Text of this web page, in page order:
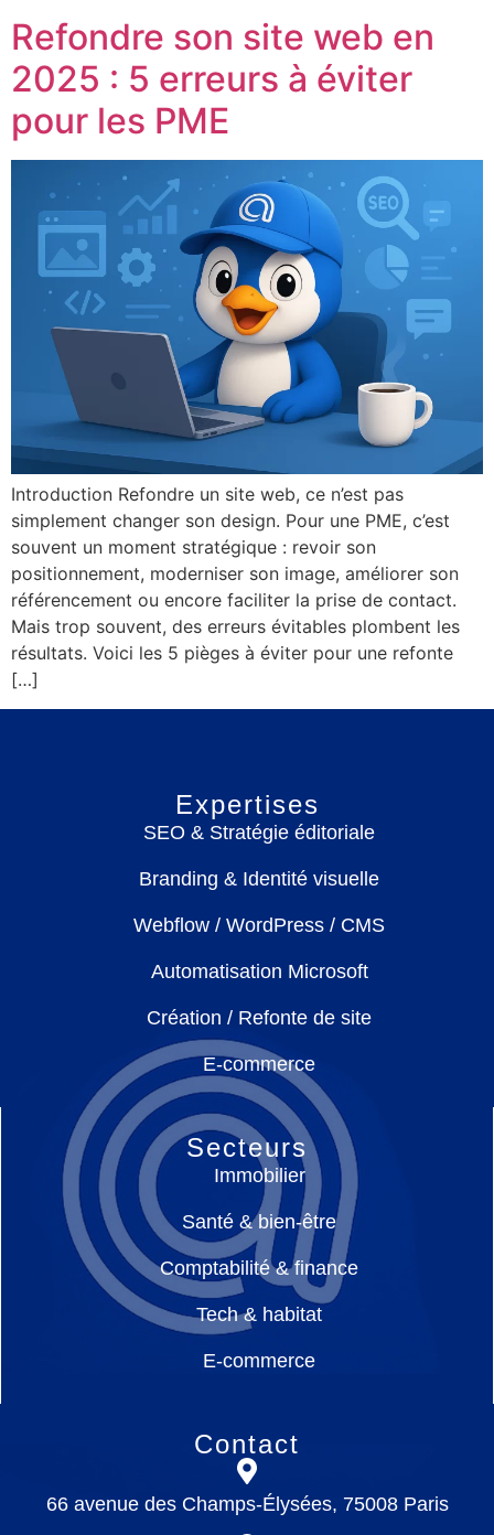
Refondre son site web en
2025 : 5 erreurs à éviter
pour les PME
Introduction Refondre un site web, ce n’est pas
simplement changer son design. Pour une PME, c’est
souvent un moment stratégique : revoir son
positionnement, moderniser son image, améliorer son
référencement ou encore faciliter la prise de contact.
Mais trop souvent, des erreurs évitables plombent les
résultats. Voici les 5 pièges à éviter pour une refonte
[…]
Expertises
SEO & Stratégie éditoriale
Branding & Identité visuelle
Webflow / WordPress / CMS
Automatisation Microsoft
Création / Refonte de site
E-commerce
Secteurs
Immobilier
Santé & bien-être
Comptabilité & finance
Tech & habitat
E-commerce
Contact
66 avenue des Champs-Élysées, 75008 Paris